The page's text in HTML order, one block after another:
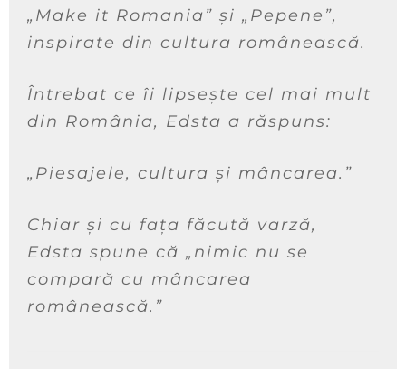
„ Make it Romania” și „Pepene”,
inspirate din cultura românească.
Întrebat ce îi lipsește cel mai mult
din România, Edsta a răspuns:
„Piesajele, cultura și mâncarea.”
Chiar și cu fața făcută varză,
Edsta spune că „ nimic nu se
compară cu mâncarea
românească.”